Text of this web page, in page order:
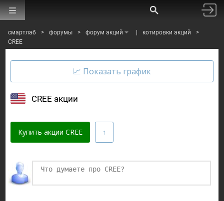
смартлаб > форумы > форум акций котировки акций
>
CREE
CREE акции
Купить акции CREE
Финаме